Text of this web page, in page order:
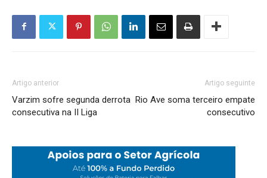
Artigo anterior
Varzim sofre segunda derrota
consecutiva na II Liga
Artigo seguinte
Rio Ave soma terceiro empate
consecutivo